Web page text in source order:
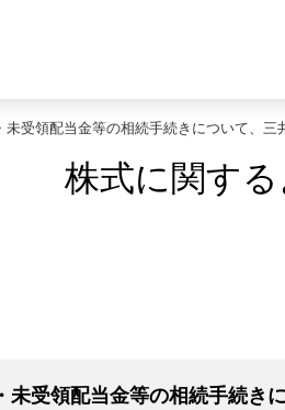
未受領配当金等の相続手続きについて、
株式に関する
未受領配当金等の相続手続き